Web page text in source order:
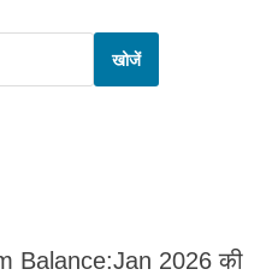
खोजें
Balance:Jan 2026 की